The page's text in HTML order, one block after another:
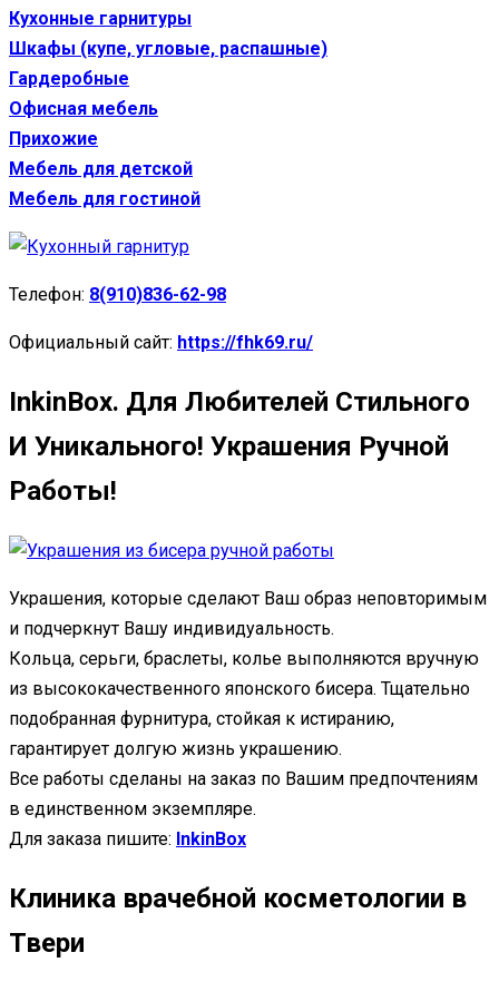
Кухонные гарнитуры
Шкафы (купе, угловые, распашные)
Гардеробные
Офисная мебель
Прихожие
Мебель для детской
Мебель для гостиной
Телефон: 8(910)836-62-98
Официальный сайт: https://fhk69.ru/
InkinBox. Для Любителей Стильного
И Уникального! Украшения Ручной
Работы!
Украшения, которые сделают Ваш образ неповторимым
и подчеркнут Вашу индивидуальность.
Кольца, серьги, браслеты, колье выполняются вручную
из высококачественного японского бисера. Тщательно
подобранная фурнитура, стойкая к истиранию,
гарантирует долгую жизнь украшению.
Все работы сделаны на заказ по Вашим предпочтениям
в единственном экземпляре.
Для заказа пишите: InkinBox
Клиника врачебной косметологии в
Твери